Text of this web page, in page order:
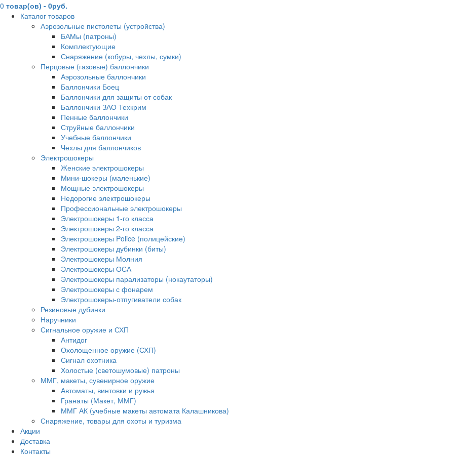
0 товар(ов) - 0руб.
Каталог товаров
Аэрозольные пистолеты (устройства)
БАМы (патроны)
Комплектующие
Снаряжение (кобуры, чехлы, сумки)
Перцовые (газовые) баллончики
Аэрозольные баллончики
Баллончики Боец
Баллончики для защиты от собак
Баллончики ЗАО Техкрим
Пенные баллончики
Струйные баллончики
Учебные баллончики
Чехлы для баллончиков
Электрошокеры
Женские электрошокеры
Мини-шокеры (маленькие)
Мощные электрошокеры
Недорогие электрошокеры
Профессиональные электрошокеры
Электрошокеры 1-го класса
Электрошокеры 2-го класса
Электрошокеры Police (полицейские)
Электрошокеры дубинки (биты)
Электрошокеры Молния
Электрошокеры ОСА
Электрошокеры парализаторы (нокаутаторы)
Электрошокеры с фонарем
Электрошокеры-отпугиватели собак
Резиновые дубинки
Наручники
Сигнальное оружие и СХП
Антидог
Охолощенное оружие (СХП)
Сигнал охотника
Холостые (светошумовые) патроны
ММГ, макеты, сувенирное оружие
Автоматы, винтовки и ружья
Гранаты (Макет, ММГ)
ММГ АК (учебные макеты автомата Калашникова)
Снаряжение, товары для охоты и туризма
Акции
Доставка
Контакты